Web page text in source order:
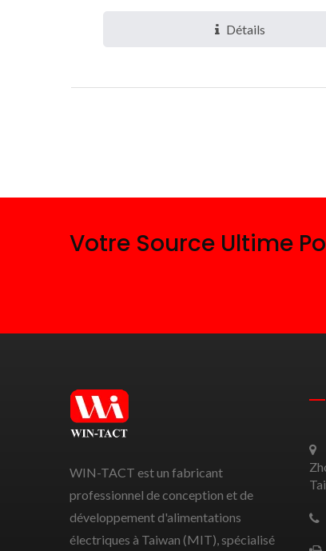
Détails
Votre Source Ultime
WIN-TACT est un fabricant
professionnel de conception et de
développement d'alimentations
électriques à Taiwan (MIT), spécialisé